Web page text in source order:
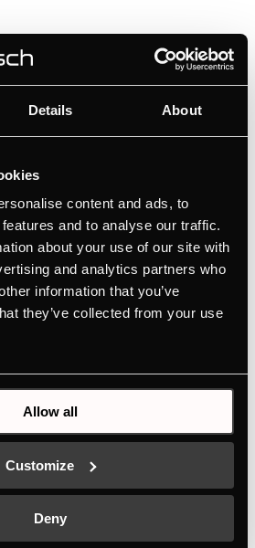
Details About
content and ads, to
and to analyse our traffic.
about your use of our site with
and analytics partners who
information that you’ve
they’ve collected from your use
Allow all
Customize
Deny
стандартни
BP / B 6550, BP / B